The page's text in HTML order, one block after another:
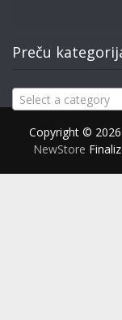
Preču
Select a category
Copyright © 2026
NewStore